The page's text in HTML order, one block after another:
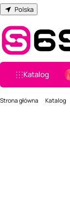
Polska
Katalog
Strona główna Katalog